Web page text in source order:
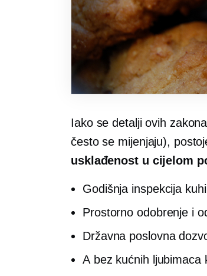
Iako se detalji ovih
često se mijenjaju),
usklađenost u cijelom
Godišnja inspekcija
Prostorno odobrenje i
Državna poslovna
A bez kućnih ljubimaca